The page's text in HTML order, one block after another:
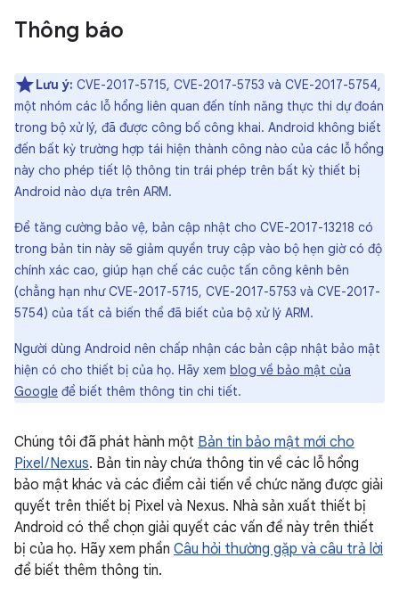
Thông báo
Lưu ý: CVE-2017-5715, CVE-2017-5753 và CVE-2017-5754,
một nhóm các lỗ hổng liên quan đến tính năng thực thi dự đoán
trong bộ xử lý, đã được công bố công khai. Android không biết
đến bất kỳ trường hợp tái hiện thành công nào của các lỗ hổng
này cho phép tiết lộ thông tin trái phép trên bất kỳ thiết bị
Android nào dựa trên ARM.
Để tăng cường bảo vệ, bản cập nhật cho CVE-2017-13218 có
trong bản tin này sẽ giảm quyền truy cập vào bộ hẹn giờ có độ
chính xác cao, giúp hạn chế các cuộc tấn công kênh bên
(chẳng hạn như CVE-2017-5715, CVE-2017-5753 và CVE-2017-
5754) của tất cả biến thể đã biết của bộ xử lý ARM.
Người dùng Android nên chấp nhận các bản cập nhật bảo mật
hiện có cho thiết bị của họ. Hãy xem blog về bảo mật của
Google để biết thêm thông tin chi tiết.
Chúng tôi đã phát hành một Bản tin bảo mật mới cho
Pixel / Nexus. Bản tin này chứa thông tin về các lỗ hổng
bảo mật khác và các điểm cải tiến về chức năng được giải
quyết trên thiết bị Pixel và Nexus. Nhà sản xuất thiết bị
Android có thể chọn giải quyết các vấn đề này trên thiết
bị của họ. Hãy xem phần Câu hỏi thường gặp và câu trả lời
để biết thêm thông tin.